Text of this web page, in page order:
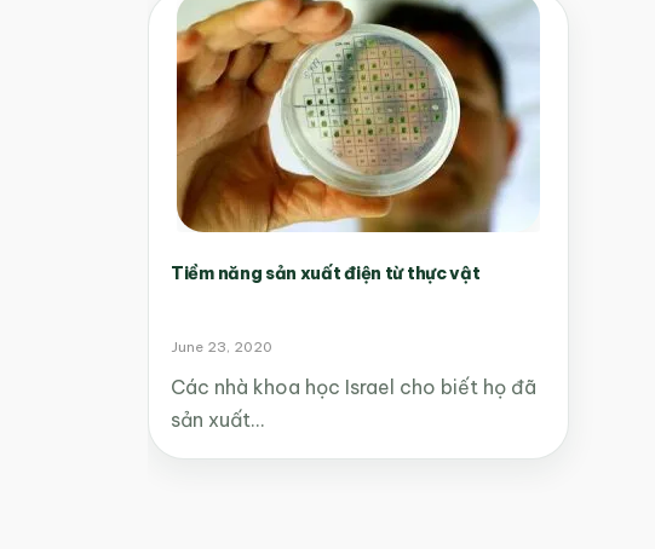
Tiềm năng sản xuất điện từ thực vật
June 23, 2020
Các nhà khoa học Israel cho biết họ đã
sản xuất…